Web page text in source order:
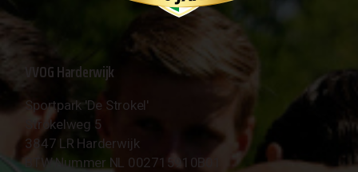
VVOG Harderwijk
Sportpark 'De Strokel'
Strokelweg 5
3847 LR Harderwijk
BTW Nummer NL 002715910B01